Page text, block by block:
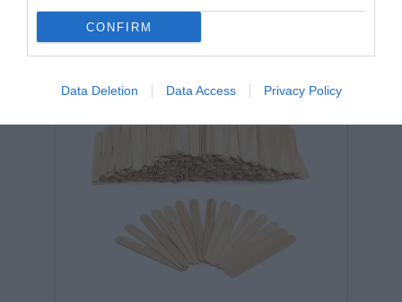
CONFIRM
Data Deletion Data Access Privacy Policy